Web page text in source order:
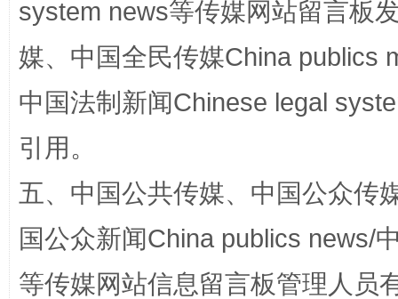
国家大学科技园优化重塑工作
system news等传媒网站留言板
媒、中国全民传媒China publics
中国法制新闻Chinese legal
引用。
五、中国公共传媒、中国公众传
国公众新闻China publics news/
等传媒网站信息留言板管理人员